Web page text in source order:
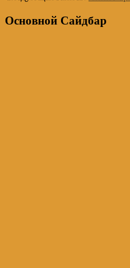
Основной Сайдбар